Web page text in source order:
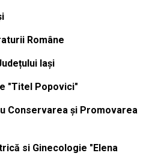
Române
Iași
"Titel Popovici"
Conservarea și Promovarea
si Ginecologie "Elena